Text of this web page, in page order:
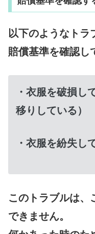
以下のようなトラ
賠償基準を確認し
・衣服を破損し
移りしている）
・衣服を紛失し
このトラブルは、
できません。